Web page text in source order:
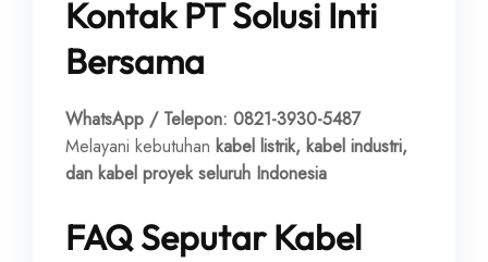
Kontak PT Solusi Inti
Bersama
WhatsApp / Telepon: 0821-3930-5487
Melayani kebutuhan kabel listrik, kabel industri,
dan kabel proyek seluruh Indonesia
FAQ Seputar Kabel